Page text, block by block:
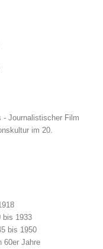
- Journalistischer Film
im 20.
bis 1933
bis 1950
60er Jahre